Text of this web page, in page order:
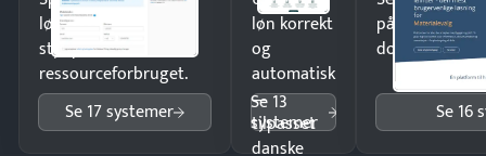
lønberegning og få
styr på
ressourceforbruget.
Se 17 systemer
løn korrekt
og
automatisk
—
tilpasset
danske
Se 13
systemer
på minutter
dokumenter.
Se 16